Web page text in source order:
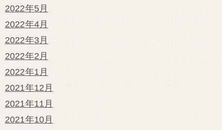
2022年5月
2022年4月
2022年3月
2022年2月
2022年1月
2021年12月
2021年11月
2021年10月